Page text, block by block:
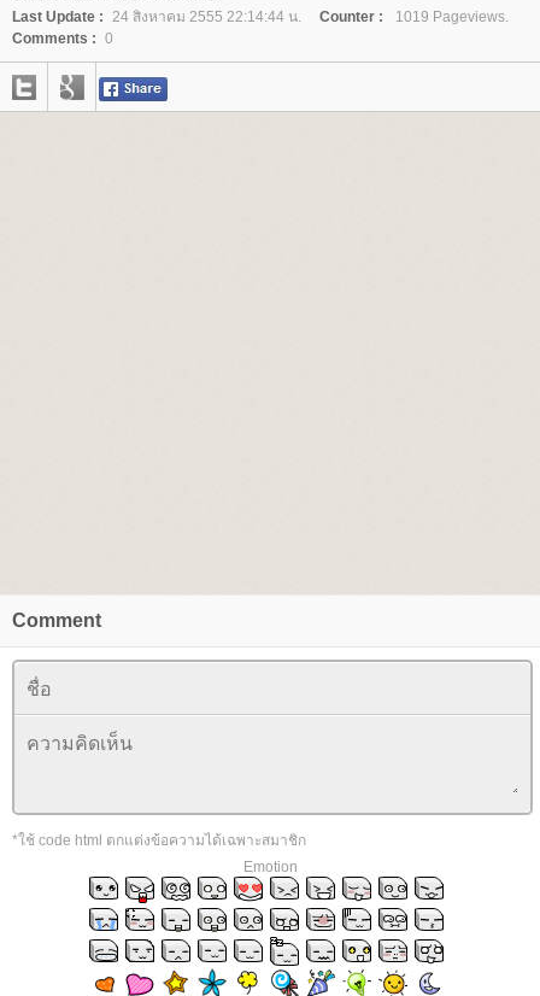
Last Update : 24 สิงหาคม 2555 22:14:44 น. Counter :
1019 Pageviews.
Comments : 0
Comment
*ใช้ code html ตกแต่งข้อความได้เฉพาะสมาชิก
Emotion